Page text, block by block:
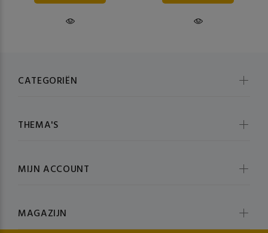
CATEGORIËN
THEMA'S
MIJN ACCOUNT
MAGAZIJN